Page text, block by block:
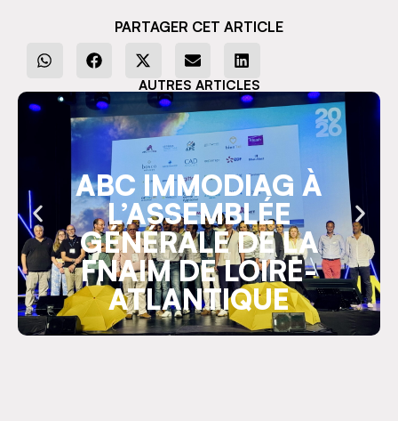
PARTAGER CET ARTICLE
AUTRES ARTICLES
ABC IMMODIAG À
L’ASSEMBLÉE
GÉNÉRALE DE LA
FNAIM DE LOIRE-
ATLANTIQUE